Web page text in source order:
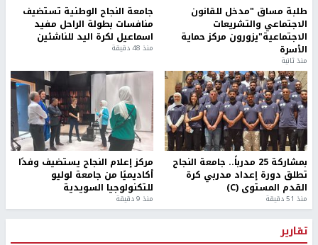
طلبة مساق "مدخل للقانون
الاجتماعي والتشريعات
الاجتماعية"يزورون مركز حماية
الأسرة
منذ ثانية
جامعة النجاح الوطنية تستضيف
منافسات بطولة الراحل مفيد
اسماعيل لكرة اليد للناشئين
منذ 48 دقيقة
بمشاركة 25 مدرباً.. جامعة النجاح
تطلق دورة إعداد مدربي كرة
القدم المستوى (C)
منذ 51 دقيقة
مركز إعلام النجاح يستضيف وفدًا
أكاديميًا من جامعة لوليو
للتكنولوجيا السويدية
منذ 9 دقيقة
تقارير